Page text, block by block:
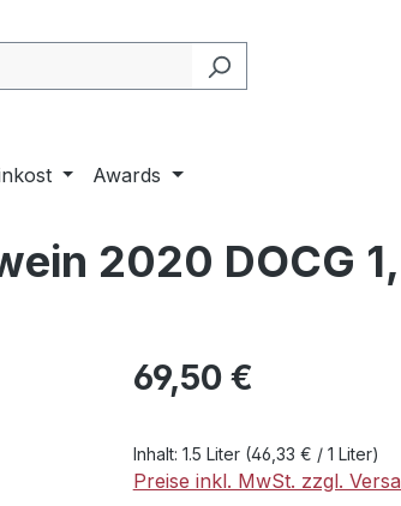
Awards
2020 DOCG
Regulärer Preis:
69,50 €
Inhalt: 1.5 Liter (46,33 € / 1 Liter)
Preise inkl. MwSt. zzgl.